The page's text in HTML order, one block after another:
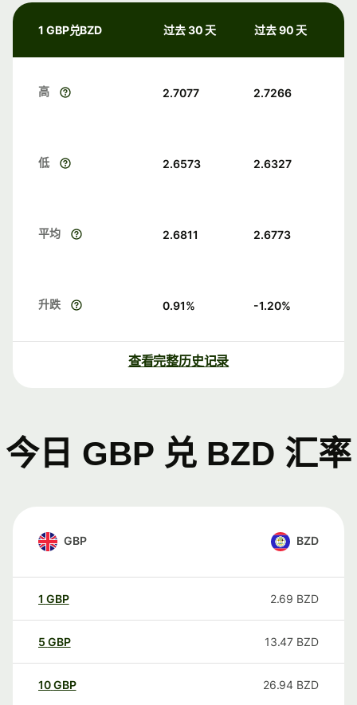
1 GBP兑BZD 过去 30 天 过去 90 天
高 2.7077 2.7266
低 2.6573 2.6327
平均 2.6811 2.6773
升跌 0.91% -1.20%
查看完整历史记录
今日 GBP 兑 BZD 汇率
GBP BZD
1 GBP 2.69 BZD
5 GBP 13.47 BZD
10GBP 26.94 BZD